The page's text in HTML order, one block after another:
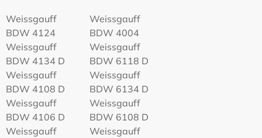
Weissgauff
BDW 4124
Weissgauff
BDW 4004
Weissgauff
BDW 4134 D
Weissgauff
BDW 6118 D
Weissgauff
BDW 4108 D
Weissgauff
BDW 6134 D
Weissgauff
BDW 4106 D
Weissgauff
BDW 6108 D
Weissgauff
Weissgauff